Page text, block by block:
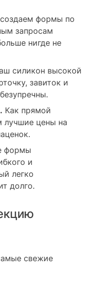
формы по
запросам
нигде не
силикон высокой
завиток и
Как прямой
лучшие цены на
формы
и
легко
долго.
свежие